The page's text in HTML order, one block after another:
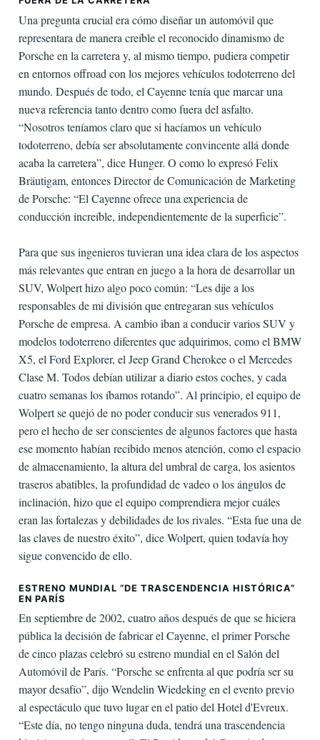
Una pregunta crucial era cómo diseñar un automóvil que
representara de manera creíble el reconocido dinamismo de
Porsche en la carretera y, al mismo tiempo, pudiera competir
en entornos offroad con los mejores vehículos todoterreno del
mundo. Después de todo, el Cayenne tenía que marcar una
nueva referencia tanto dentro como fuera del asfalto.
“Nosotros teníamos claro que si hacíamos un vehículo
todoterreno, debía ser absolutamente convincente allá donde
acaba la carretera”, dice Hunger. O como lo expresó Felix
Bräutigam, entonces Director de Comunicación de Marketing
de Porsche: “El Cayenne ofrece una experiencia de
conducción increíble, independientemente de la superficie”.
Para que sus ingenieros tuvieran una idea clara de los aspectos
más relevantes que entran en juego a la hora de desarrollar un
SUV, Wolpert hizo algo poco común: “Les dije a los
responsables de mi división que entregaran sus vehículos
Porsche de empresa. A cambio iban a conducir varios SUV y
modelos todoterreno diferentes que adquirimos, como el BMW
X5, el Ford Explorer, el Jeep Grand Cherokee o el Mercedes
Clase M. Todos debían utilizar a diario estos coches, y cada
cuatro semanas los íbamos rotando”. Al principio, el equipo de
Wolpert se quejó de no poder conducir sus venerados 911,
pero el hecho de ser conscientes de algunos factores que hasta
ese momento habían recibido menos atención, como el espacio
de almacenamiento, la altura del umbral de carga, los asientos
traseros abatibles, la profundidad de vadeo o los ángulos de
inclinación, hizo que el equipo comprendiera mejor cuáles
eran las fortalezas y debilidades de los rivales. “Esta fue una de
las claves de nuestro éxito”, dice Wolpert, quien todavía hoy
sigue convencido de ello.
ESTRENO MUNDIAL “DE TRASCENDENCIA HISTÓRICA”
EN PARÍS
En septiembre de 2002, cuatro años después de que se hiciera
pública la decisión de fabricar el Cayenne, el primer Porsche
de cinco plazas celebró su estreno mundial en el Salón del
Automóvil de París. “Porsche se enfrenta al que podría ser su
mayor desafío”, dijo Wendelin Wiedeking en el evento previo
al espectáculo que tuvo lugar en el patio del Hotel d'Evreux.
“Este día, no tengo ninguna duda, tendrá una trascendencia